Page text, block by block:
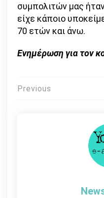
συμπολιτών μας
είχε κάποιο
70 ετών και άνω.
Ενημέρωση για τον
Πλοήγηση
Previous